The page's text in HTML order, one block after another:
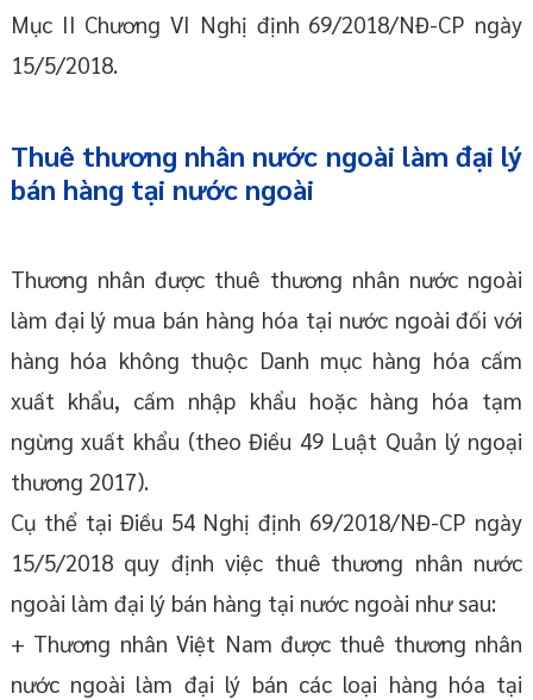
Mục II Chương VI Nghị định 69/2018/NĐ-CP ngày
15/5/2018.
Thuê thương nhân nước ngoài làm đại lý
bán hàng tại nước ngoài
Thương nhân được thuê thương nhân nước ngoài
làm đại lý mua bán hàng hóa tại nước ngoài đối với
hàng hóa không thuộc Danh mục hàng hóa cấm
xuất khẩu, cấm nhập khẩu hoặc hàng hóa tạm
ngừng xuất khẩu (theo Điều 49 Luật Quản lý ngoại
thương 2017).
Cụ thể tại Điều 54 Nghị định 69/2018/NĐ-CP ngày
15/5/2018 quy định việc thuê thương nhân nước
ngoài làm đại lý bán hàng tại nước ngoài như sau:
+ Thương nhân Việt Nam được thuê thương nhân
nước ngoài làm đại lý bán các loại hàng hóa tại